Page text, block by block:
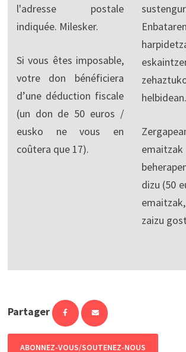
l'adresse postale
indiquée. Milesker.
Si vous êtes imposable,
votre don bénéficiera
d’une déduction fiscale
(un don de 50 euros /
eusko ne vous en
coûtera que 17).
dizu (50
zaizu
Partager
ABONNEZ-VOUS/SOUTENEZ-NOUS